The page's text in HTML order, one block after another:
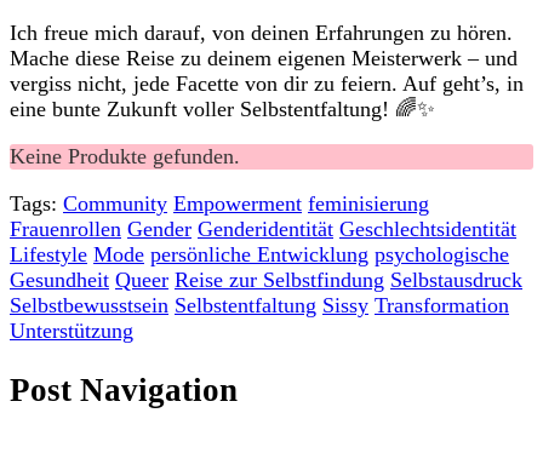
Ich‌ freue mich darauf, von deinen Erfahrungen zu hören.
Mache diese Reise zu deinem eigenen Meisterwerk – ‍und⁢
vergiss nicht, ‍jede Facette⁢ von dir zu feiern. Auf geht’s, in
eine bunte Zukunft voller Selbstentfaltung! 🌈✨
Keine Produkte gefunden.
Tags: Community Empowerment feminisierung
Frauenrollen Gender Genderidentität Geschlechtsidentität
Lifestyle Mode persönliche Entwicklung psychologische
Gesundheit Queer Reise zur Selbstfindung Selbstausdruck
Selbstbewusstsein Selbstentfaltung Sissy Transformation
Unterstützung
Post Navigation